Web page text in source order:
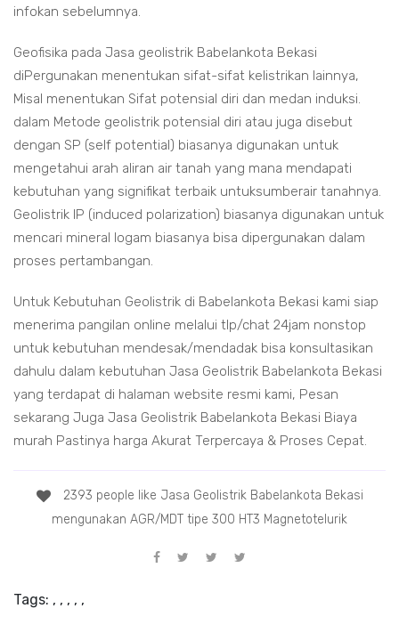
infokan sebelumnya.
Geofisika pada Jasa geolistrik Babelankota Bekasi
diPergunakan menentukan sifat-sifat kelistrikan lainnya,
Misal menentukan Sifat potensial diri dan medan induksi.
dalam Metode geolistrik potensial diri atau juga disebut
dengan SP (self potential) biasanya digunakan untuk
mengetahui arah aliran air tanah yang mana mendapati
kebutuhan yang signifikat terbaik untuksumberair tanahnya.
Geolistrik IP (induced polarization) biasanya digunakan untuk
mencari mineral logam biasanya bisa dipergunakan dalam
proses pertambangan.
Untuk Kebutuhan Geolistrik di Babelankota Bekasi kami siap
menerima pangilan online melalui tlp/chat 24jam nonstop
untuk kebutuhan mendesak/mendadak bisa konsultasikan
dahulu dalam kebutuhan Jasa Geolistrik Babelankota Bekasi
yang terdapat di halaman website resmi kami, Pesan
sekarang Juga Jasa Geolistrik Babelankota Bekasi Biaya
murah Pastinya harga Akurat Terpercaya & Proses Cepat.
2393 people like Jasa Geolistrik Babelankota Bekasi
mengunakan AGR/MDT tipe 300 HT3 Magnetotelurik
Tags: , , , , ,